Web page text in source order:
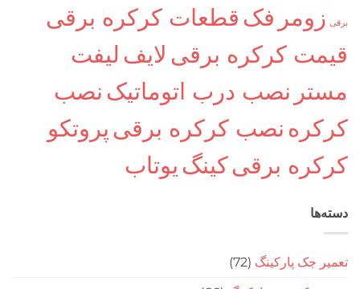
فک قطعات کرکره برقی
کرکره برقیلایف لیفت
نصب درب اتوماتیکنصب
نصب کرکره برقیپروتکو
برقیکینگیوتاب
جک پارکینگ (72)